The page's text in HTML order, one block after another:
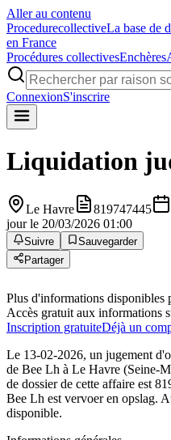
Aller au contenu
ProcedurecollectiveLa base de
en France
Procédures collectivesEnchères
ConnexionS'inscrire
Liquidation
Le Havre 819747445
jour le 20/03/2026 01:00
Suivre
Sauvegarder
Partager
Plus d'informations disponibles
Accès gratuit aux informations
Inscription gratuiteDéjà un
Le 13-02-2026, un jugement
de Bee Lh à Le Havre (Seine-
de dossier de cette affaire est
Bee Lh est vervoer en opslag.
disponible.